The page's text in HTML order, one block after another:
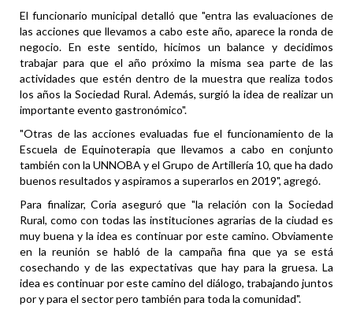
El funcionario municipal detalló que "entra las evaluaciones de
las acciones que llevamos a cabo este año, aparece la ronda de
negocio. En este sentido, hicimos un balance y decidimos
trabajar para que el año próximo la misma sea parte de las
actividades que estén dentro de la muestra que realiza todos
los años la Sociedad Rural. Además, surgió la idea de realizar un
importante evento gastronómico".
"Otras de las acciones evaluadas fue el funcionamiento de la
Escuela de Equinoterapia que llevamos a cabo en conjunto
también con la UNNOBA y el Grupo de Artillería 10, que ha dado
buenos resultados y aspiramos a superarlos en 2019", agregó.
Para finalizar, Coria aseguró que "la relación con la Sociedad
Rural, como con todas las instituciones agrarias de la ciudad es
muy buena y la idea es continuar por este camino. Obviamente
en la reunión se habló de la campaña fina que ya se está
cosechando y de las expectativas que hay para la gruesa. La
idea es continuar por este camino del diálogo, trabajando juntos
por y para el sector pero también para toda la comunidad".